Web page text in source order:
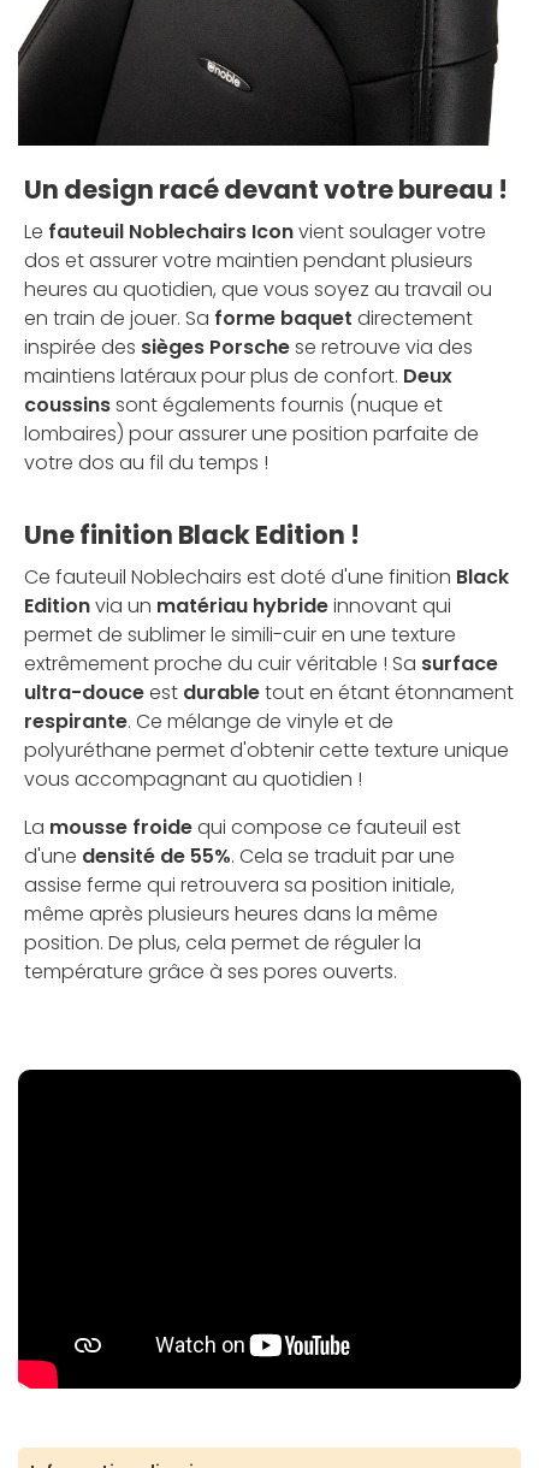
Un design racé devant votre bureau !
Le fauteuil Noblechairs Iconvient soulager votre
dos et assurer votre maintien pendant plusieurs
heures au quotidien, que vous soyez au travail ou
en train de jouer. Sa forme baquet directement
inspirée des sièges Porschese retrouve via des
maintiens latéraux pour plus de confort. Deux
coussinssont égalements fournis (nuque et
lombaires) pour assurer une position parfaite de
votre dos au fil du temps !
Une finition Black Edition !
Ce fauteuil Noblechairs est doté d'une finition Black
Editionvia un matériau hybrideinnovant qui
permet de sublimer le simili-cuir en une texture
extrêmement proche du cuir véritable ! Sa surface
ultra-douceest durabletout en étant étonnament
respirante. Ce mélange de vinyle et de
polyuréthane permet d'obtenir cette texture unique
vous accompagnant au quotidien !
La mousse froidequi compose ce fauteuil est
d'une densité de 55%. Cela se traduit par une
assise ferme qui retrouvera sa position initiale,
même après plusieurs heures dans la même
position. De plus, cela permet de réguler la
température grâce à ses pores ouverts.